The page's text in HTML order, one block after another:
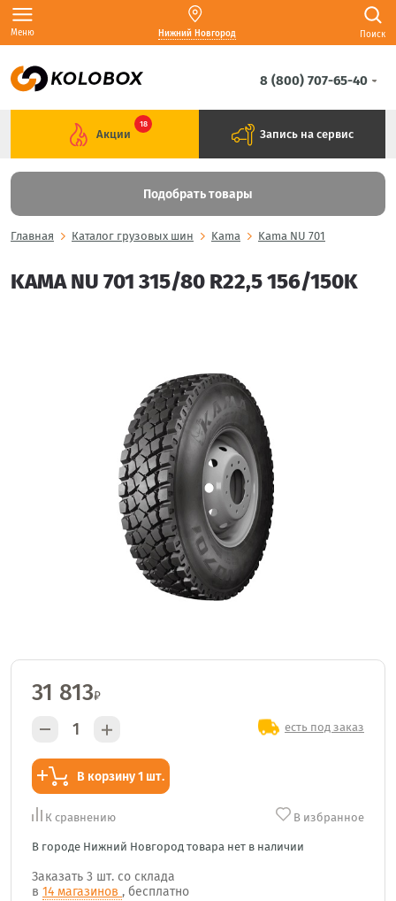
Меню Нижний Новгород Поиск
8 (800) 707-65-40
Акции
18
Запись на сервис
Подобрать товары
Главная Каталог грузовых шин Kama Kama NU 701
KAMA NU 701 315/80 R22,5 156/150K
31 813₽
есть под заказ
В корзину 1 шт.
К сравнению В избранное
В городе Нижний Новгород товара нет в наличии
Заказать 3 шт. со склада
в 14 магазинов , бесплатно